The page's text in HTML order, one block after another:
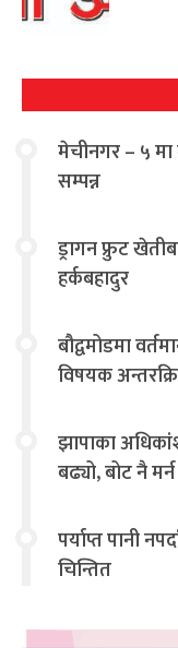
मेचीनगर – ५ मा
सम्पन्न
ड्रागन फ्रुट
हर्कबहादुर
बौद्वमोडमा वर्तमान कृषिका समस्या र समाधान
विषयक
झापाका
बढ्यो, बोट नै
पर्याप्त पानी
चिन्तित